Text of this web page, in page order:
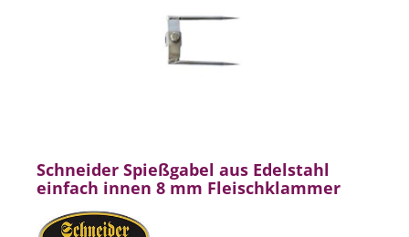
Schneider Spießgabel aus Edelstahl
einfach innen 8 mm Fleischklammer